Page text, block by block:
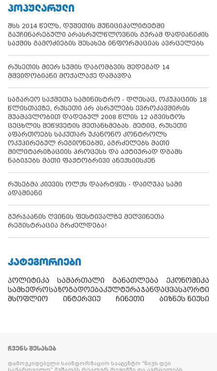
ᲞᲝᲞᲣᲚᲐᲠᲣᲚᲘ
შსს 2014 წელს, დუშეთის მუნიციპალიტეტში
გაუჩინარებული არასრულწლოვნის გურამ დადიანიძის
საქმის გამოძიების შესახებ ინფორმაციას ავრცელებს
რუსეთის მიერ სუმის დაბომბვის შედეგად 14
მშვიდობიანი მოქალაქე დაშავდა
საგარეო საქმეთა სამინისტრო - დღესაც, ოკუპაციის 18
წლისთავზე, რუსეთი არ ასრულებს ევროკავშირის
შუამავლობით დადებულ 2008 წლის 12 აგვისტოს
ცეცხლის შეწყვეტის შეთანხმებას. მეტიც, რუსეთი
აფართოებს საკუთარ უკანონო კონტროლს
ოკუპირებულ რეგიონებში, აგრძელებს მათი
მილიტარიზაციის პროცესს და აქტიურად დგამს
ნაბიჯებს მათი ფაქტობრივი ანექსიისკენ
რუსებმა კიევის ოლქს დაარტყეს - დაიღუპა სამი
ადამიანი
გურჯაანის ღვინის ფესტივალზე მეღვინეთა
რეგისტრაცია გრძელდება!
ᲙᲐᲢᲔᲒᲝᲠᲘᲔᲑᲘ
პოლიტიკა სამართალი განათლება
ეკონომიკა
სამხედროსაზოგადოებაკულტურაჯანდაცვასპორტი
მსოფლიო
ინტერვიუ ჩინეთი ბიზნეს ნიუსი
ᲩᲕᲔᲜᲡ ᲨᲔᲡᲐᲮᲔᲑ
დამოუკიდებელი საინფორმაციო სააგენტო “ნიუს დეი